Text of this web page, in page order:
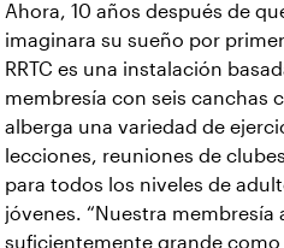
Ahora, 10 años después de
imaginara su sueño por
RRTC es una instalación
membresía con seis canchas
alberga una variedad de
lecciones, reuniones de
para todos los niveles de
jóvenes. “Nuestra membresía
suficientemente grande como